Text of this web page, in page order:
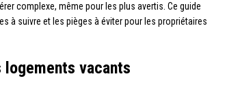
complexe, même pour les plus avertis. Ce guide
à suivre et les pièges à éviter pour les propriétaires
logements vacants